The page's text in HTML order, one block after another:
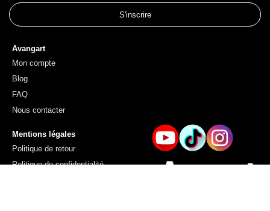
Avangart
Mon compte
Blog
FAQ
Nous contacter
S'inscrire
Mentions légales
Politique de retour
Politique de confidentialité